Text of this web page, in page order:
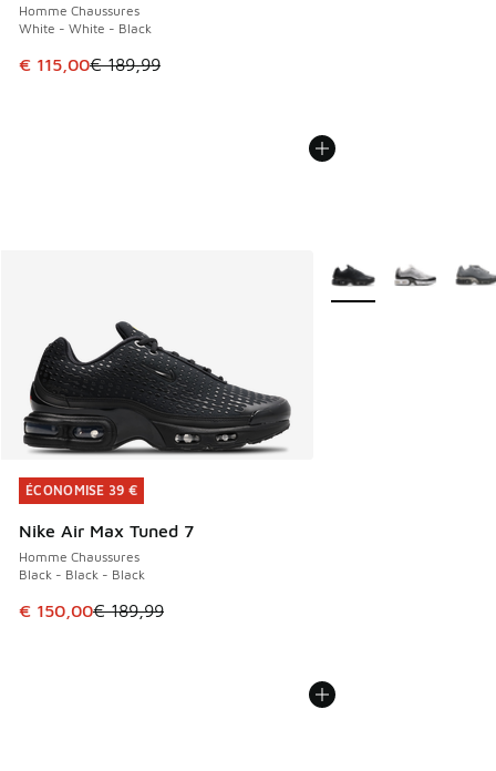
Homme Chaussures
White - White - Black
Cet article est en promotion. Prix en baisse de € 189,99 à
€ 115,00€ 189,99
ÉCONOMISE 39 €
Nike Air Max Tuned 7
Homme Chaussures
Black - Black - Black
Cet article est en promotion. Prix en baisse de € 189,99 à
€ 150,00€ 189,99
ÉCONOMISE 39 €
Plus de couleurs